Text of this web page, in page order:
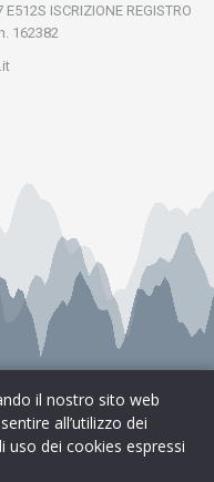
ISCRIZIONE REGISTRO
162382
Cookie
il nostro sito web
all’utilizzo dei
dei cookies espressi